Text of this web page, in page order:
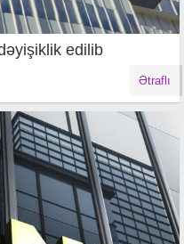
edilib
Ətraflı